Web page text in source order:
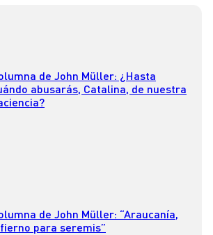
de John Müller: ¿Hasta
abusarás, Catalina, de nuestra
de John Müller: “Araucanía,
para seremis”